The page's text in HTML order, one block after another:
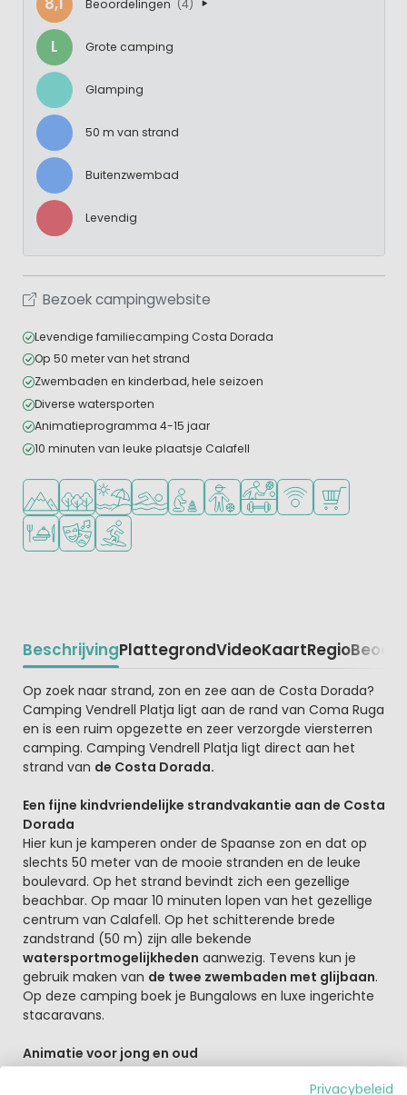
Beoordelingen (4)
L Grote camping
Glamping
50 m van strand
Buitenzwembad
Levendig
Bezoek campingwebsite
Levendige familiecamping Costa Dorada
Op 50 meter van het strand
Zwembaden en kinderbad, hele seizoen
Diverse watersporten
Animatieprogramma 4-15 jaar
10 minuten van leuke plaatsje Calafell
Ligt in de heuvels/bergen
Ligt in een bosrijke omgeving
Ligt bij strand en zee
Openlucht zwembad
Aanbevolen voor jonge kinderen
Aanbevolen voor tieners
Veel mogelijkheden om
WiFi beschikbaar
Restaurant of pizzeria
Animatieprogramma
Watersportfaciliteiten
BeschrijvingPlattegrondVideoKaartRegio
Beschrijving
Op zoek naar strand, zon en zee aan de Costa Dorada?
Camping Vendrell Platja ligt aan de rand van Coma Ruga
en is een ruim opgezette en zeer verzorgde viersterren
camping. Camping Vendrell Platja ligt direct aan het
strand van de Costa Dorada.
Een fijne kindvriendelijke strandvakantie aan de Costa
Dorada
Hier kun je kamperen onder de Spaanse zon en dat op
slechts 50 meter van de mooie stranden en de leuke
boulevard. Op het strand bevindt zich een gezellige
beachbar. Op maar 10 minuten lopen van het gezellige
centrum van Calafell. Op het schitterende brede
zandstrand (50 m) zijn alle bekende
watersportmogelijkheden aanwezig. Tevens kun je
gebruik maken van de twee zwembaden met glijbaan.
Op deze camping boek je Bungalows en luxe ingerichte
stacaravans.
Animatie voor jong en oud
De kinderen hebben snel het animatieteam ontdekt en
Privacybeleid